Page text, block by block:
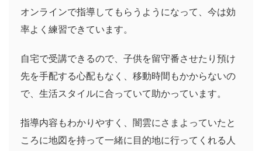
オンラインで指導してもらうようになって、今は効
率よく練習できています。
自宅で受講できるので、子供を留守番させたり預け
先を手配する心配もなく、移動時間もかからないの
で、生活スタイルに合っていて助かっています。
指導内容もわかりやすく、闇雲にさまよっていたと
ころに地図を持って一緒に目的地に行ってくれる人